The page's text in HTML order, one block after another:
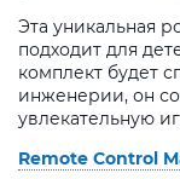
Эта уникальная
подходит для
комплект будет
инженерии, он
увлекательную
Remote Control